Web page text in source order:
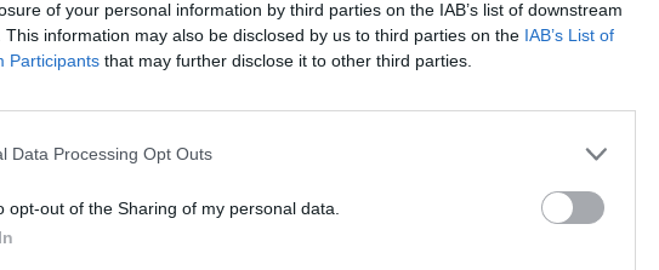
of your personal information by third parties on the IAB’s list of downstream
This information may also be disclosed by us to third parties on the IAB’s List of
Participants that may further disclose it to other third parties.
Data Processing Opt Outs
opt-out of the Sharing of my personal data.